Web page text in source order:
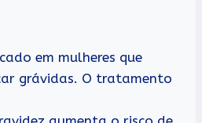
em mulheres que
grávidas. O tratamento